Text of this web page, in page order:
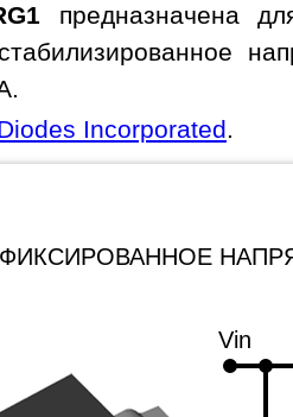
предназначена
Incorporated.
Vin
ФИКСИРОВАННОЕ